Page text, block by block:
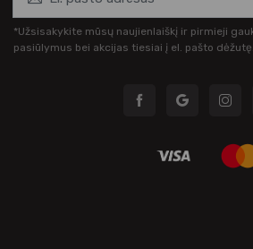
*Užsisakykite mūsų naujienlaiškį ir pirmieji
pasiūlymus bei akcijas tiesiai į el. pašto dėžutę.